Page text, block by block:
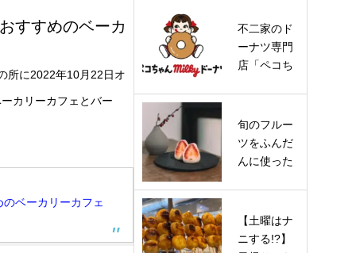
すすめのベーカ
所に2022年10月22日オ
カリーカフェとバー
ベーカリーカフェ
不二家のド
ーナツ専門
店「ペコち
旬のフルー
ツをふんだ
んに使った
【土曜はナ
ニする!?】